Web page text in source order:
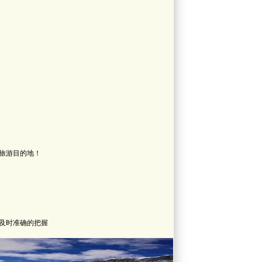
游目的地！
时准确的把握